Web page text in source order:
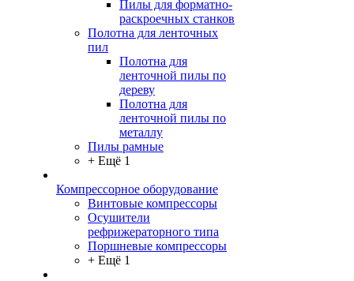
Пилы для форматно-
раскроечных станков
Полотна для ленточных
пил
Полотна для
ленточной пилы по
дереву
Полотна для
ленточной пилы по
металлу
Пилы рамные
+ Ещё 1
Компрессорное оборудование
Винтовые компрессоры
Осушители
рефрижераторного типа
Поршневые компрессоры
+ Ещё 1